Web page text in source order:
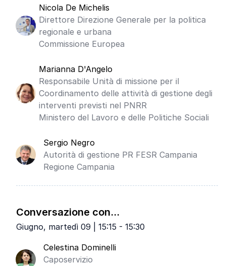
Nicola De Michelis
Direttore Direzione Generale per la politica
regionale e urbana
Commissione Europea
Marianna D'Angelo
Responsabile Unità di missione per il
Coordinamento delle attività di gestione degli
interventi previsti nel PNRR
Ministero del Lavoro e delle Politiche Sociali
Sergio Negro
Autorità di gestione PR FESR Campania
Regione Campania
Conversazione con...
Giugno, martedì 09 | 15:15 - 15:30
Celestina Dominelli
Caposervizio